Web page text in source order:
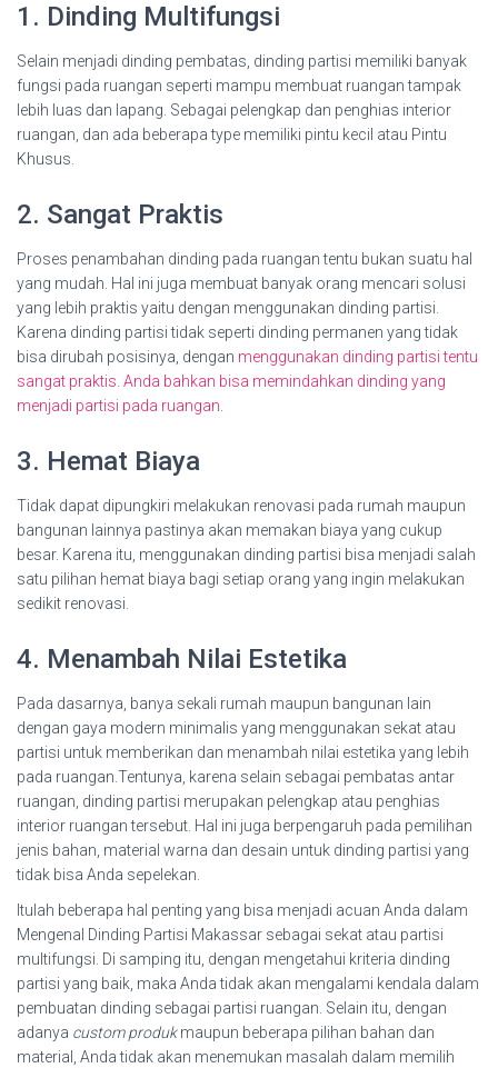
1. Dinding Multifungsi
Selain menjadi dinding pembatas, dinding partisi memiliki banyak
fungsi pada ruangan seperti mampu membuat ruangan tampak
lebih luas dan lapang. Sebagai pelengkap dan penghias interior
ruangan, dan ada beberapa type memiliki pintu kecil atau Pintu
Khusus.
2. Sangat Praktis
Proses penambahan dinding pada ruangan tentu bukan suatu hal
yang mudah. Hal ini juga membuat banyak orang mencari solusi
yang lebih praktis yaitu dengan menggunakan dinding partisi.
Karena dinding partisi tidak seperti dinding permanen yang tidak
bisa dirubah posisinya, dengan menggunakan dinding partisi tentu
sangat praktis. Anda bahkan bisa memindahkan dinding yang
menjadi partisi pada ruangan
3. Hemat Biaya
Tidak dapat dipungkiri melakukan renovasi pada rumah maupun
bangunan lainnya pastinya akan memakan biaya yang cukup
besar. Karena itu, menggunakan dinding partisi bisa menjadi salah
satu pilihan hemat biaya bagi setiap orang yang ingin melakukan
sedikit renovasi.
4. Menambah Nilai Estetika
Pada dasarnya, banya sekali rumah maupun bangunan lain
dengan gaya modern minimalis yang menggunakan sekat atau
partisi untuk memberikan dan menambah nilai estetika yang lebih
pada ruangan.Tentunya, karena selain sebagai pembatas antar
ruangan, dinding partisi merupakan pelengkap atau penghias
interior ruangan tersebut. Hal ini juga berpengaruh pada pemilihan
jenis bahan, material warna dan desain untuk dinding partisi yang
tidak bisa Anda sepelekan.
Itulah beberapa hal penting yang bisa menjadi acuan Anda dalam
Mengenal Dinding Partisi Makassar sebagai sekat atau partisi
multifungsi. Di samping itu, dengan mengetahui kriteria dinding
partisi yang baik, maka Anda tidak akan mengalami kendala dalam
pembuatan dinding sebagai partisi ruangan. Selain itu, dengan
adanya custom produkmaupun beberapa pilihan bahan dan
material, Anda tidak akan menemukan masalah dalam memilih